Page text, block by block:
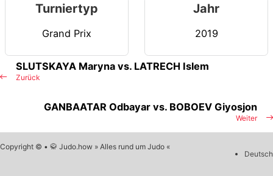
Turniertyp
Grand Prix
Jahr
2019
Zurück
SLUTSKAYA Maryna vs. LATRECH Islem
Weiter
GANBAATAR Odbayar vs. BOBOEV Giyosjon
Copyright © • 🥋 Judo.how » Alles rund um Judo «
Deutsch